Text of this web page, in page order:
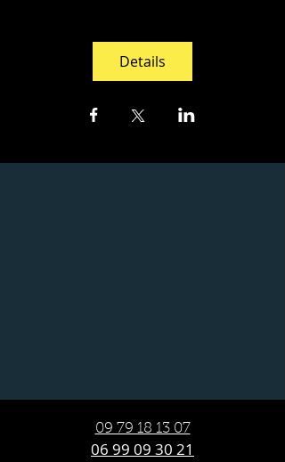
Details
09 79 18 13 07
06 99 09 30 21